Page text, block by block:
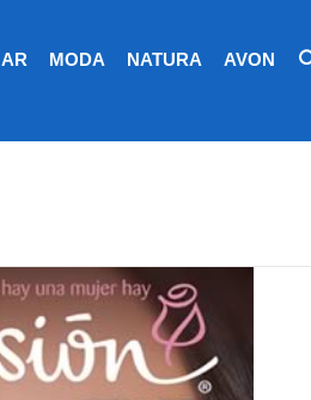
MODA NATURA AVON